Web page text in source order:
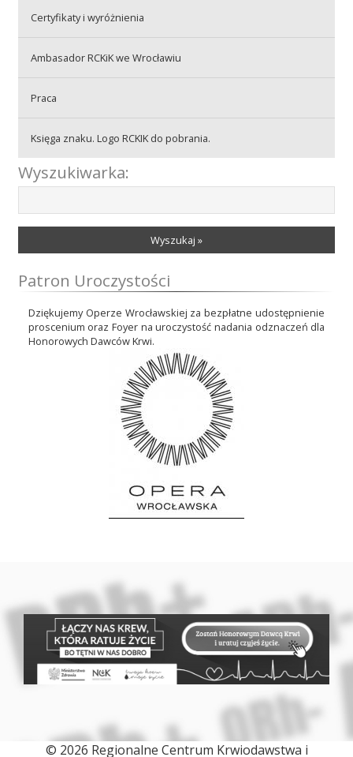
Certyfikaty i wyróżnienia
Ambasador RCKiK we Wrocławiu
Praca
Praca
Księga znaku. Logo RCKIK do pobrania.
Wyszukiwarka:
Wyszukaj »
Patron Uroczystości
Dziękujemy Operze Wrocławskiej za bezpłatne udostępnienie
proscenium oraz Foyer na uroczystość nadania odznaczeń dla
Honorowych Dawców Krwi.
© 2026 Regionalne Centrum Krwiodawstwa i